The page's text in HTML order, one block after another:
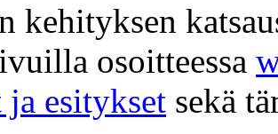
kehityksen
osoitteessa
esitykset sekä